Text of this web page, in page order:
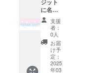
す。
たメー
ルまた
はSNS
にてご
連絡し
ます。
※連絡可
能な
SNSの
ジット
に名前
記載
（記載
してほ
しい名
前を備
考欄に
お願い
しま
支援
者：
0人
お届
け予
定：
2025
年03